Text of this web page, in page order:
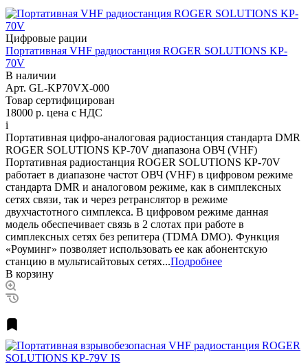
Цифровые рации
Портативная VHF радиостанция ROGER SOLUTIONS KP-
70V
В наличии
Арт. GL-KP70VX-000
Товар сертифицирован
18000 р. цена с НДС
i
Портативная цифро-аналоговая радиостанция стандарта DMR
ROGER SOLUTIONS KP-70V диапазона ОВЧ (VHF)
Портативная радиостанция ROGER SOLUTIONS КР-70V
работает в диапазоне частот ОВЧ (VHF) в цифровом режиме
стандарта DMR и аналоговом режиме, как в симплексных
сетях связи, так и через ретранслятор в режиме
двухчастотного симплекса. В цифровом режиме данная
модель обеспечивает связь в 2 слотах при работе в
симплексных сетях без репитера (TDMA DMO). Функция
«Роуминг» позволяет использовать ее как абонентскую
станцию в мультисайтовых сетях...Подробнее
В корзину